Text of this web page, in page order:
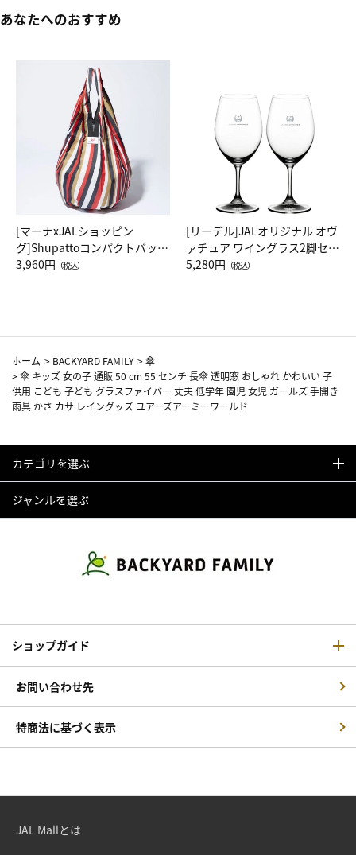
あなたへのおすすめ
[マーナxJALショッピン
グ]Shupattoコンパクトバッグ
Drop JAL客室乗務員（LC）ス
3,960円 （税込）
[リーデル]JALオリジナル オヴ
ァチュア ワイングラス2脚セッ
ト（レッドワイン）
5,280円 （税込）
ホーム > BACKYARD FAMILY >傘
>傘 キッズ 女の子 通販 50 cm 55 センチ 長傘 透明窓 おしゃれ かわいい 子
供用 こども 子ども グラスファイバー 丈夫 低学年 園児 女児 ガールズ 手開き
雨具 かさ カサ レイングッズ ユアーズアーミーワールド
カテゴリを選ぶ
ジャンルを選ぶ
ショップガイド
お問い合わせ先
特商法に基づく表示
JAL Mallとは